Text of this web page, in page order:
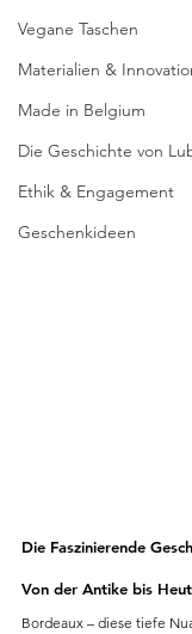
Vegane Taschen
Materialien &
Made in Belgium
Die Geschichte von
Ethik & Engagement
Geschenkideen
Die Faszinierende
Von der Antike bis
Bordeaux – diese tiefe